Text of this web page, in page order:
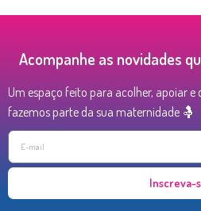
Acompanhe as novidades
Um espaço feito para acolher, apoiar
fazemos parte da sua maternidade 🤱
Inscreva-